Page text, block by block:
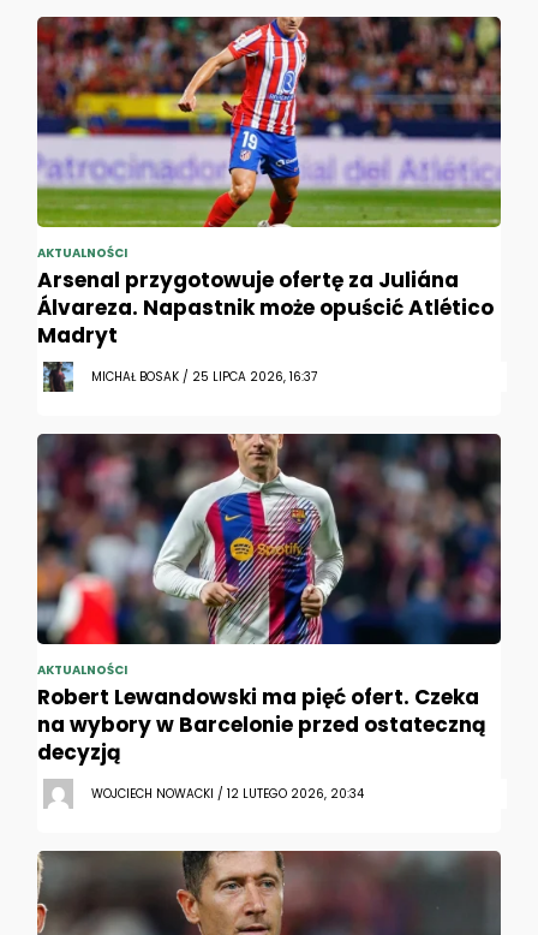
AKTUALNOŚCI
Arsenal przygotowuje ofertę za Juliána
Álvareza. Napastnik może opuścić Atlético
Madryt
MICHAŁ BOSAK / 25 LIPCA 2026, 16:37
AKTUALNOŚCI
Robert Lewandowski ma pięć ofert. Czeka
na wybory w Barcelonie przed ostateczną
decyzją
WOJCIECH NOWACKI / 12 LUTEGO 2026, 20:34